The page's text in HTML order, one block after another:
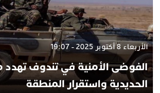
الأربعاء 8 أكتوبر 2025 - 19:07
الفوضى الأمنية في تندوف تهدد
الحديدية واستقرار المنطقة